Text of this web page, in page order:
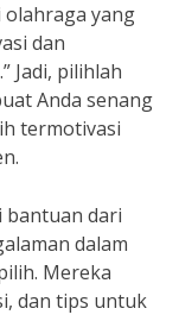
olahraga yang
dan
Jadi, pilihlah
Anda senang
termotivasi
bantuan dari
dalam
Mereka
dan tips untuk